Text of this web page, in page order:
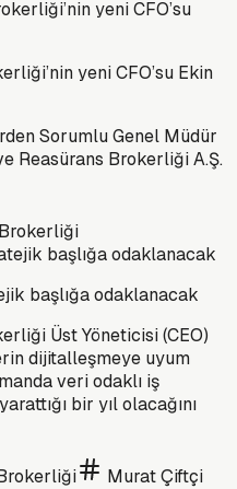
yeni CFO’su Ekin
Sorumlu Genel Müdür
Reasürans Brokerliği A.Ş.
başlığa odaklanacak
Üst Yöneticisi (CEO)
dijitalleşmeye uyum
veri odaklı iş
bir yıl olacağını
Murat Çiftçi